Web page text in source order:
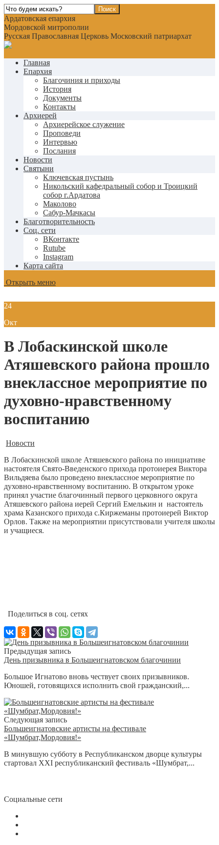
Ардатовская епархия
Мордовской митрополии
Русская Православная Церковь Московский патриархат
Главная
Епархия
Благочиния и приходы
История
Документы
Контакты
Архиерей
Архиерейское служение
Проповеди
Интервью
Послания
Новости
Святыни
Ключевская пустынь
Никольский кафедральный собор и Троицкий
собор г.Ардатова
Маколово
Сабур-Мачкасы
Благотворительность
Соц. сети
ВКонтакте
Rutube
Instagram
Карта сайта
Открыть меню
24
Окт
В Лобаскинской школе
Атяшевского района прошло
внеклассное мероприятие по
духовно-нравственному
воспитанию
Новости
В Лобаскинской школе Атяшевского района по инициативе
настоятеля Свято-Введенского прихода протоиерея Виктора
Вильдяева было проведено внеклассное мероприятие по
духовно-нравственному воспитанию. В открытом уроке
принял участие благочинный первого церковного округа
Атяшевского района иерей Сергий Емелькин и настоятель
храма Казанского прихода с.Киржеманы протоиерей Виктор
Орлов. Также на мероприятии присутствовали учителя школы
и учащиеся.
Поделиться в соц. сетях
Предыдущая запись
День призывника в Большеигнатовском благочинии
Большое Игнатово вновь чествует своих призывников.
Юношей, готовящихся исполнить свой гражданский,...
Следующая запись
Большеигнатовские артисты на фестивале
«Шумбрат,Мордовия!»
В минувшую субботу в Республиканском дворце культуры
стартовал XXI республиканский фестиваль «Шумбрат,...
Социальные сети